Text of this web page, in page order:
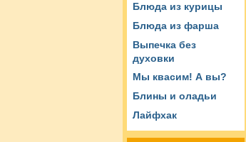
Блюда из курицы
Блюда из фарша
Выпечка без
духовки
Мы квасим! А вы?
Блины и оладьи
Лайфхак